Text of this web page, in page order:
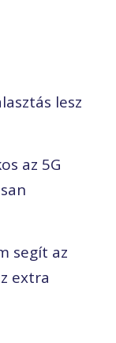
lesz
az 5G
segít az
extra